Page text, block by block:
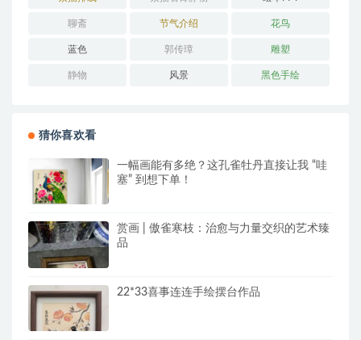
聊斋 节气介绍 花鸟
蓝色 郭传璋 雕塑
静物 风景 黑色手绘
猜你喜欢看
一幅画能有多绝？这孔雀牡丹直接让我 “哇
塞” 到想下单！
赏画 | 傲雀寒枝：治愈与力量交织的艺术臻
品
22*33喜事连连手绘摆台作品